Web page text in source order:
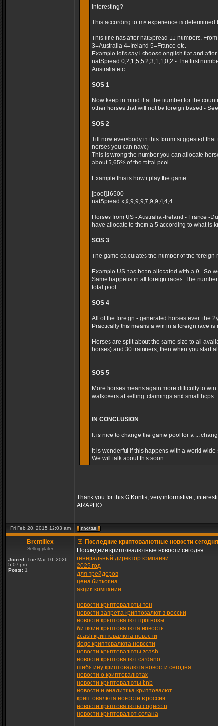
Interesting?
This according to my experience is
This line has after natSpread 11 numbers.
3=Australia 4=Ireland 5=France etc.
Example let's say i choose english flat and
natSpread:0,2,1,5,5,2,3,1,1,0,2 - The first
Australia etc .
SOS 1
Now keep in mind that the number for the
other horses that will not be foreign based -
SOS 2
Till now everybody in this forum suggested
horses you can have)
This is wrong the number you can allocate
about 5,65% of the tottal pool..
Example this is how i play the game
[pool]16500
natSpread:x,9,9,9,9,7,9,9,4,4,4
Horses from US - Australia -Ireland - France -
have allocate to them a 5 according to what is
SOS 3
The game calculates the number of the foreign
Example US has been allocated with a 9 - So
Same happens in all foreign races. The
total pool.
SOS 4
All of the foreign - generated horses even the
Practically this means a win in a foreign race is
Horses are split about the same size to all
horses) and 30 trainners, then when you start
SOS 5
More horses means again more difficulty to
walkovers at selling, claimings and small hcps
IN CONCLUSION
It is nice to change the game pool for a ...
It is wonderful if this happens with a world
We will talk about this soon....
Thank you for this G.Kontis, very informative ,
ARAPHO
Fri Feb 20, 2015 12:03 am
Brentillex
Selling plater
Joined: Tue Mar 10, 2026
5:07 pm
Posts: 1
Последние криптовалютные новости сегодня
Последние криптовалютные новости сегодня
генеральный директор компании
2025 год
для трейдеров
цена биткоина
акции компании
новости криптовалюты тон
новости запрета криптовалют в россии
новости криптовалют прогнозы
биткоин криптовалюта новости
zcash криптовалюта новости
doge криптовалюта новости
новости криптовалюты zcash
новости криптовалют cardano
шиба ину криптовалюта новости сегодня
новости о криптовалютах
новости криптовалюты bnb
новости и аналитика криптовалют
криптовалюта новости в россии
новости криптовалюты dogecoin
новости криптовалют солана